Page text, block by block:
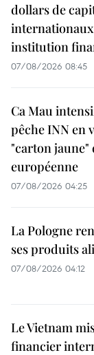
dollars de
institution
07/08/2026 08:45
Ca Mau
pêche INN en
"carton jaune"
européenne
07/08/2026 04:25
La Pologne
ses produits
07/08/2026 04:12
Le Vietnam
financier